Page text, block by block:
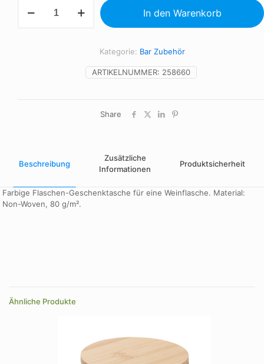
Geschenktasche
In den Warenkorb
ARTIKELNUMMER: 258660
Kategorie: Bar Zubehör
Share
Beschreibung
Zusätzliche
Informationen
Produktsicherheit
Farbige Flaschen-Geschenktasche für eine Weinflasche. Material:
Non-Woven, 80 g/m².
Ähnliche Produkte